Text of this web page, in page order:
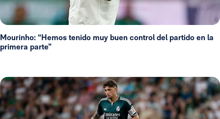
Mourinho: “Hemos tenido muy buen control del partido en la
primera parte”